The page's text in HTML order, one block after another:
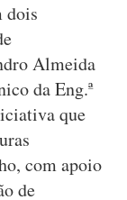
dois
Almeida
da Eng.ª
que
com apoio
de